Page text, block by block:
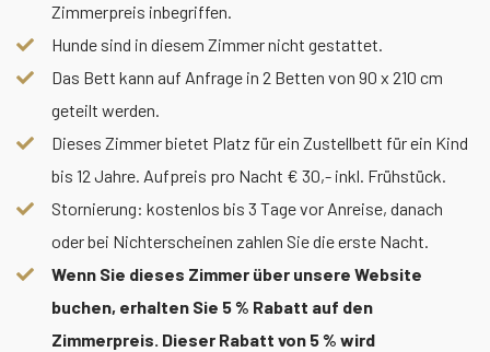
Zimmerpreis inbegriffen.
Hunde sind in diesem Zimmer nicht gestattet.
Das Bett kann auf Anfrage in 2 Betten von 90 x 210 cm
geteilt werden.
Dieses Zimmer bietet Platz für ein Zustellbett für ein Kind
bis 12 Jahre. Aufpreis pro Nacht € 30,- inkl. Frühstück.
Stornierung: kostenlos bis 3 Tage vor Anreise, danach
oder bei Nichterscheinen zahlen Sie die erste Nacht.
Wenn Sie dieses Zimmer über unsere Website
buchen, erhalten Sie 5 % Rabatt auf den
Zimmerpreis. Dieser Rabatt von 5 % wird